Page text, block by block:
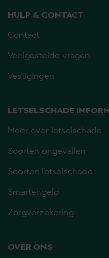
HULP & CONTACT
Contact
Veelgestelde vragen
Vestigingen
LETSELSCHADE
Meer over letselschade
Soorten ongevallen
Soorten letselschade
Smartengeld
Zorgverzekering
OVER ONS